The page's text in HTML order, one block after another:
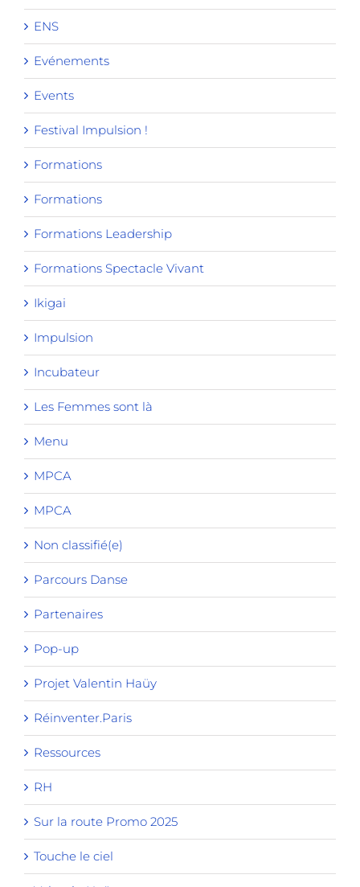
ENS
Evénements
Events
Festival Impulsion !
Formations
Formations
Formations Leadership
Formations Spectacle Vivant
Ikigai
Impulsion
Incubateur
Les Femmes sont là
Menu
MPCA
MPCA
Non classifié(e)
Parcours Danse
Partenaires
Pop-up
Projet Valentin Haüy
Réinventer.Paris
Ressources
RH
Sur la route Promo 2025
Touche le ciel